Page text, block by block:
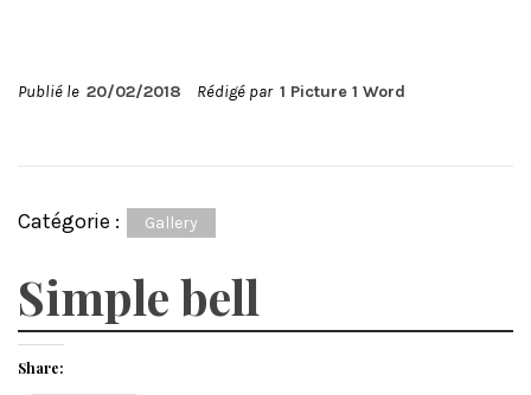
Publié le 20/02/2018 Rédigé par 1 Picture 1 Word
Catégorie : Gallery
Simple bell
Share: